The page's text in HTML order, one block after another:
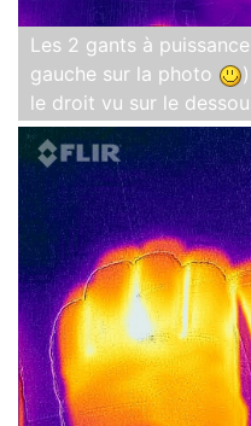
Les 2 gants à
gauche sur la photo
le droit vu sur le